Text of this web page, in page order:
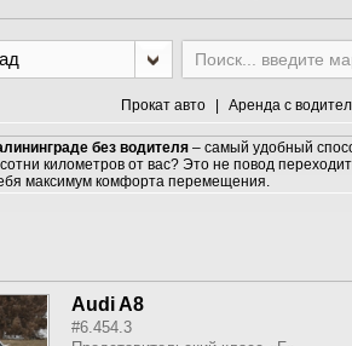
Прокат авто Аренда с
без водителя – самый удобный
километров от вас? Это не повод
максимум комфорта перемещения.
Audi A8
#6.454.3